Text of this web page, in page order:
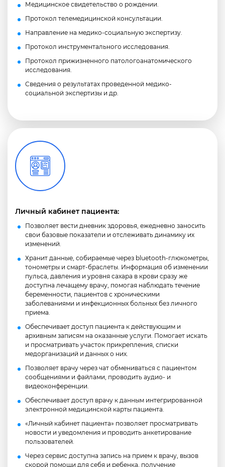
Медицинское свидетельство о рождении.
Протокол телемедицинской консультации.
Направление на медико-социальную экспертизу.
Протокол инструментального исследования.
Протокол прижизненного патологоанатомического
исследования.
Сведения о результатах проведенной медико-
социальной экспертизы и др.
Личный кабинет пациента:
Позволяет вести дневник здоровья, ежедневно заносить
свои базовые показатели и отслеживать динамику их
изменений.
Хранит данные, собираемые через bluetooth-глюкометры,
тонометры и смарт-браслеты. Информация об изменении
пульса, давления и уровня сахара в крови сразу же
доступна лечащему врачу, помогая наблюдать течение
беременности, пациентов с хроническими
заболеваниями и инфекционных больных без личного
приема.
Обеспечивает доступ пациента к действующим и
архивным записям на оказанные услуги. Помогает искать
и просматривать участок прикрепления, списки
медорганизаций и данных о них.
Позволяет врачу через чат обмениваться с пациентом
сообщениями и файлами, проводить аудио- и
видеоконференции.
Обеспечивает доступ врачу к данным интегрированной
электронной медицинской карты пациента.
«Личный кабинет пациента» позволяет просматривать
новости и уведомления и проводить анкетирование
пользователей.
Через сервис доступна запись на прием к врачу, вызов
скорой помощи для себя и ребенка, получение